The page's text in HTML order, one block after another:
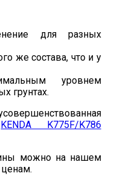
для разных
же состава, что и у
уровнем
грунтах.
KENDA K775F/K786
можно на нашем